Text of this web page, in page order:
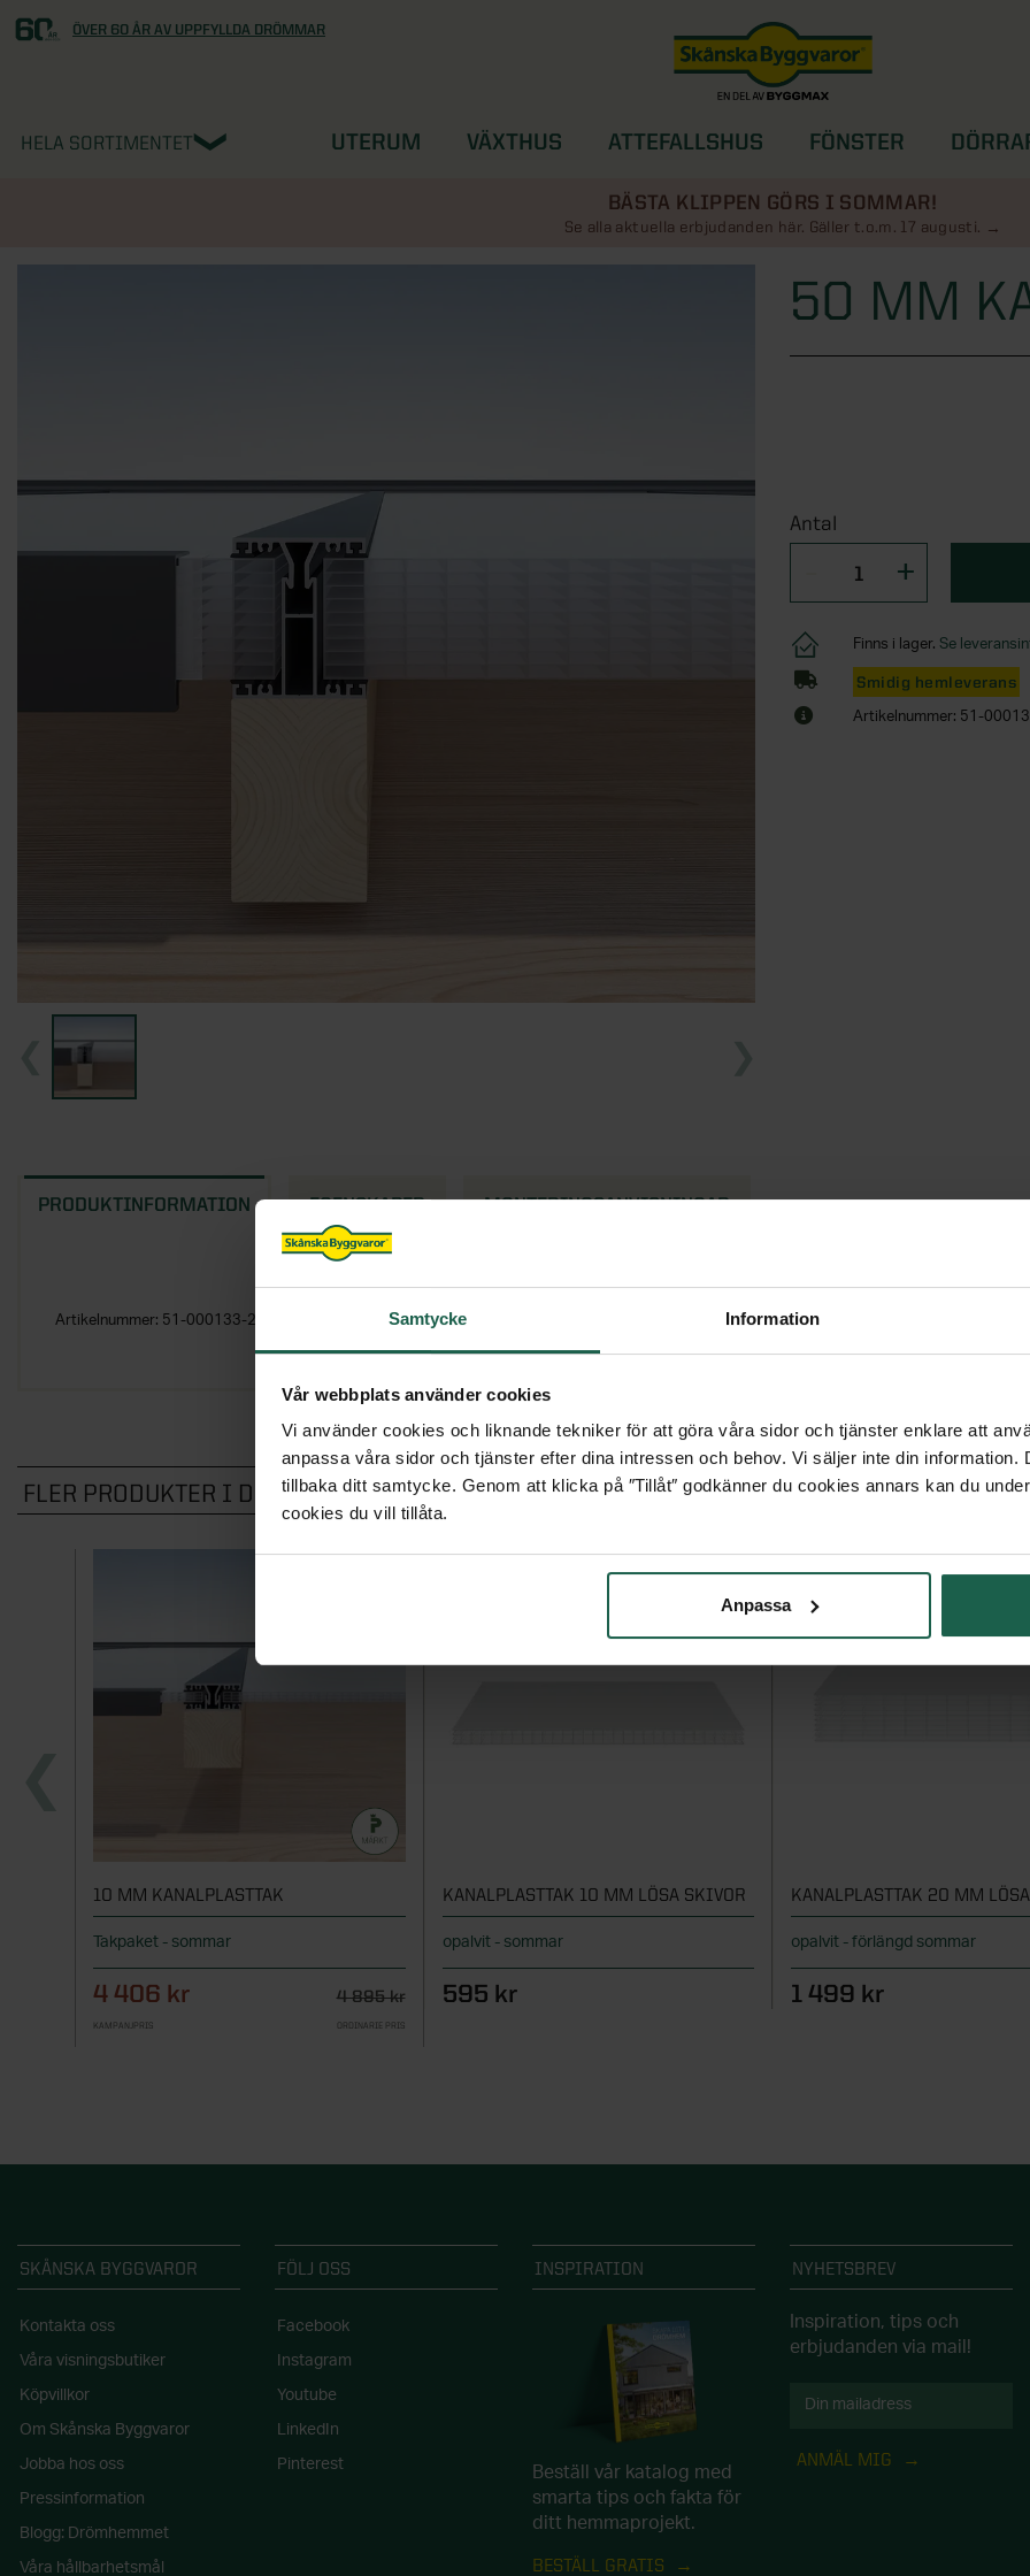
Samtycke Information
Vår webbplats använder cookies
Vi använder cookies och liknande tekniker för att göra våra sidor och tjänster enklare att
anpassa våra sidor och tjänster efter dina intressen och behov. Vi säljer inte din information.
tillbaka ditt samtycke. Genom att klicka på ″Tillåt″ godkänner du cookies annars kan du
cookies du vill tillåta.
Anpassa
ÖVER 60 ÅR AV UPPFYLLDA DRÖMMAR
HELA SORTIMENTET UTERUM VÄXTHUS ATTEFALLSHUS FÖNSTER
BÄSTA KLIPPEN GÖRS I SOMMAR!
Se alla aktuella erbjudanden här. Gäller t.o.m. 17 augusti.
50 MM
Antal
Finns i lager. Se
Smidig hemleverans
Artikelnummer: 51-
PRODUKTINFORMATION EGENSKAPER MONTERINGSANVISNINGAR
Artikelnummer: 51-000133-2
FLER PRODUKTER I DENNA KATEGORI
10 MM KANALPLASTTAK
Takpaket - sommar
4 406 kr 4 895 kr
KAMPANJPRIS ORDINARIE PRIS
KANALPLASTTAK 10 MM LÖSA SKIVOR
opalvit - sommar
595 kr
KANALPLASTTAK 20 MM
opalvit - förlängd sommar
1 499 kr
SKÅNSKA BYGGVAROR
Kontakta oss
Våra visningsbutiker
Köpvillkor
Om Skånska Byggvaror
Jobba hos oss
Pressinformation
Blogg: Drömhemmet
Våra hållbarhetsmål
FÖLJ OSS
Facebook
Instagram
Youtube
LinkedIn
Pinterest
INSPIRATION
Beställ vår katalog med
smarta tips och fakta för
ditt hemmaprojekt.
BESTÄLL GRATIS
NYHETSBREV
Inspiration, tips och
erbjudanden via mail!
ANMÄL MIG